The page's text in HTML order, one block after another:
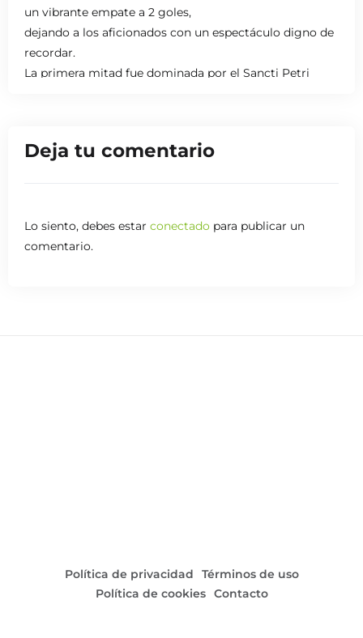
un vibrante empate a 2 goles,
dejando a los aficionados con un espectáculo digno de
recordar.
La primera mitad fue dominada por el Sancti Petri
calidad técnica. Sin embargo, en la segunda parte, el
fueron dignos de aplausos.
El partido fue un reflejo del talento y la pasión que
Deja tu comentario
Lo siento, debes estar conectado para publicar un
comentario.
Política de privacidad
Términos de uso
Política de cookies Contacto